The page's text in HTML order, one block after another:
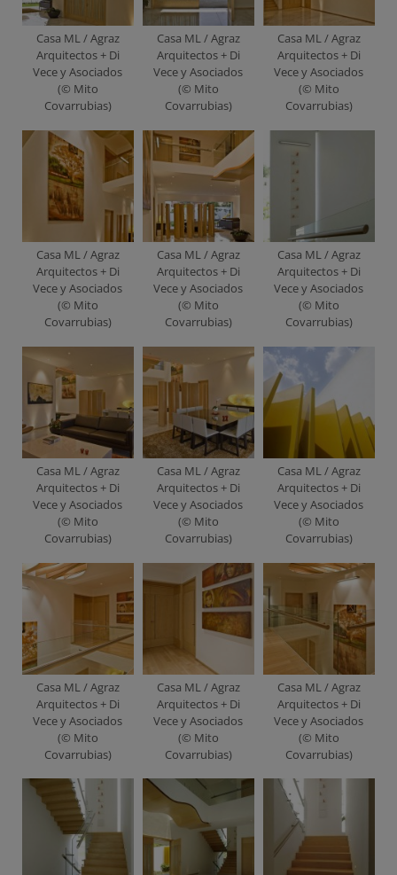
Casa ML / Agraz
Arquitectos + Di
Vece y Asociados
(© Mito
Covarrubias)
Casa ML / Agraz
Arquitectos + Di
Vece y Asociados
(© Mito
Covarrubias)
Casa ML / Agraz
Arquitectos + Di
Vece y Asociados
(© Mito
Covarrubias)
Casa ML / Agraz
Arquitectos + Di
Vece y Asociados
(© Mito
Covarrubias)
Casa ML / Agraz
Arquitectos + Di
Vece y Asociados
(© Mito
Covarrubias)
Casa ML / Agraz
Arquitectos + Di
Vece y Asociados
(© Mito
Covarrubias)
Casa ML / Agraz
Arquitectos + Di
Vece y Asociados
(© Mito
Covarrubias)
Casa ML / Agraz
Arquitectos + Di
Vece y Asociados
(© Mito
Covarrubias)
Casa ML / Agraz
Arquitectos + Di
Vece y Asociados
(© Mito
Covarrubias)
Casa ML / Agraz
Arquitectos + Di
Vece y Asociados
(© Mito
Covarrubias)
Casa ML / Agraz
Arquitectos + Di
Vece y Asociados
(© Mito
Covarrubias)
Casa ML / Agraz
Arquitectos + Di
Vece y Asociados
(© Mito
Covarrubias)